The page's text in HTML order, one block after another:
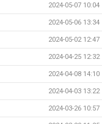
2024-05-07 10:04
2024-05-06 13:34
2024-05-02 12:47
2024-04-25 12:32
2024-04-08 14:10
2024-04-03 13:22
2024-03-26 10:57